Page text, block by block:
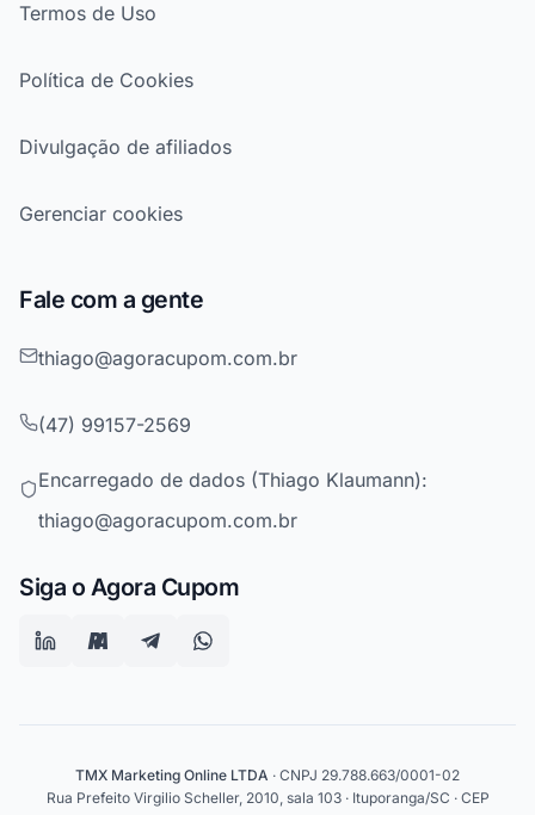
Termos de Uso
Política de Cookies
Divulgação de afiliados
Gerenciar cookies
Fale com a gente
thiago@agoracupom.com.br
(47) 99157-2569
Encarregado de dados (Thiago Klaumann):
thiago@agoracupom.com.br
Siga o Agora Cupom
TMX Marketing Online LTDA · CNPJ 29.788.663/0001-02
Rua Prefeito Virgilio Scheller, 2010, sala 103 · Ituporanga/SC · CEP